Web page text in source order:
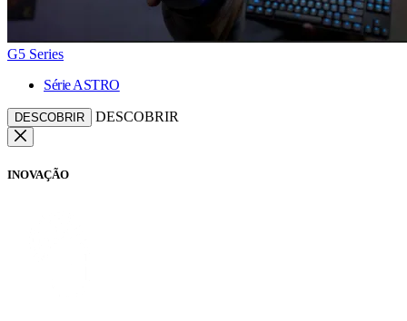
G5 Series
Série ASTRO
DESCOBRIR DESCOBRIR
INOVAÇÃO